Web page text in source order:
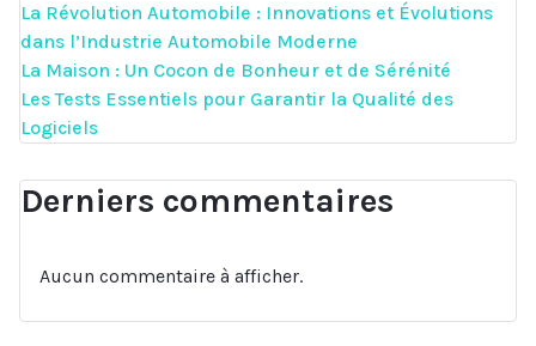
La Révolution Automobile : Innovations et Évolutions
dans l’Industrie Automobile Moderne
La Maison : Un Cocon de Bonheur et de Sérénité
Les Tests Essentiels pour Garantir la Qualité des
Logiciels
Derniers commentaires
Aucun commentaire à afficher.